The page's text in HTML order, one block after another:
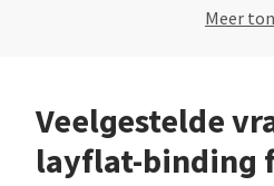
Meer
Veelgestelde
layflat-binding